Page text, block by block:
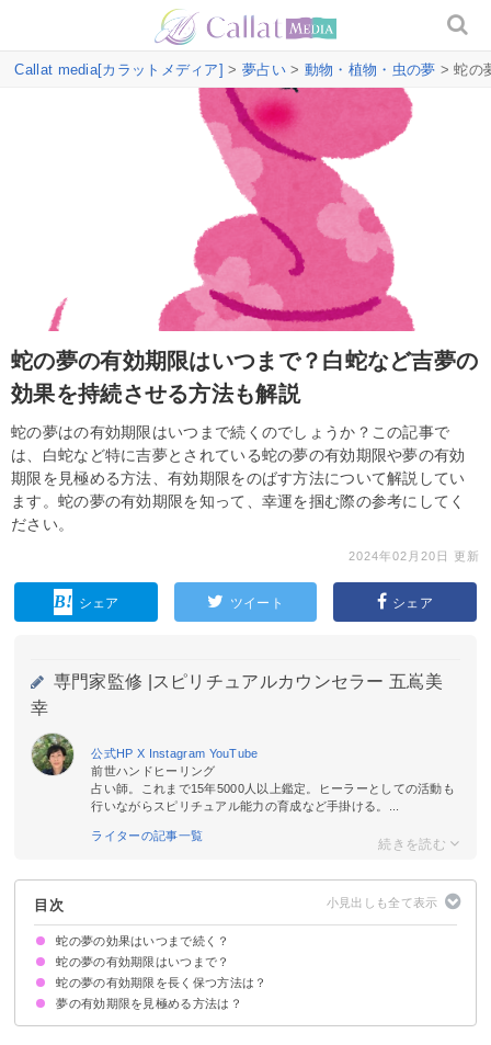
Callat media[カラットメディア] > 夢占い> 動物・植物・虫の夢 > 蛇の
蛇の夢の有効期限はいつまで？白蛇など吉夢の
効果を持続させる方法も解説
蛇の夢はの有効期限はいつまで続くのでしょうか？この記事で
は、白蛇など特に吉夢とされている蛇の夢の有効期限や夢の有効
期限を見極める方法、有効期限をのばす方法について解説してい
ます。蛇の夢の有効期限を知って、幸運を掴む際の参考にしてく
ださい。
2024年02月20日 更新
シェア ツイート シェア
専門家監修 |
スピリチュアルカウンセラー 五嶌美
幸
公式HP X Instagram YouTube
前世ハンドヒーリング
占い師。これまで15年5000人以上鑑定。ヒーラーとしての活動も
行いながらスピリチュアル能力の育成など手掛ける。...
ライターの記事一覧
目次
蛇の夢の効果はいつまで続く？
蛇の夢の有効期限はいつまで？
夢に明確な有効期限はない
一般的には2〜3日とされている
蛇の夢の有効期限を長く保つ方法は？
吉夢なら人に話さない
運を低下させないよう意識する
夢の有効期限を見極める方法は？
金運やトラブルを示す夢は近い未来の可能性が高い
自分の将来や出会いを示す夢は数ヶ月後の可能性がある